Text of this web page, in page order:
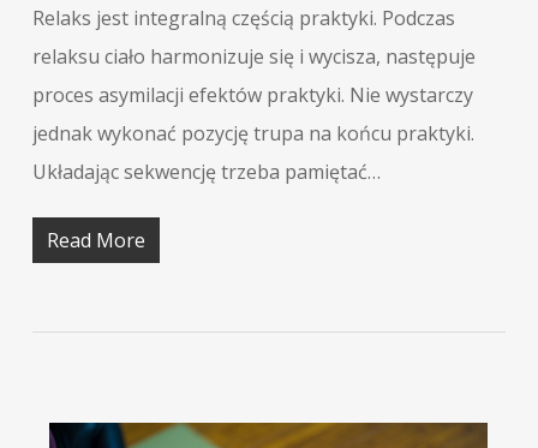
Relaks jest integralną częścią praktyki. Podczas
relaksu ciało harmonizuje się i wycisza, następuje
proces asymilacji efektów praktyki. Nie wystarczy
jednak wykonać pozycję trupa na końcu praktyki.
Układając sekwencję trzeba pamiętać…
Read More